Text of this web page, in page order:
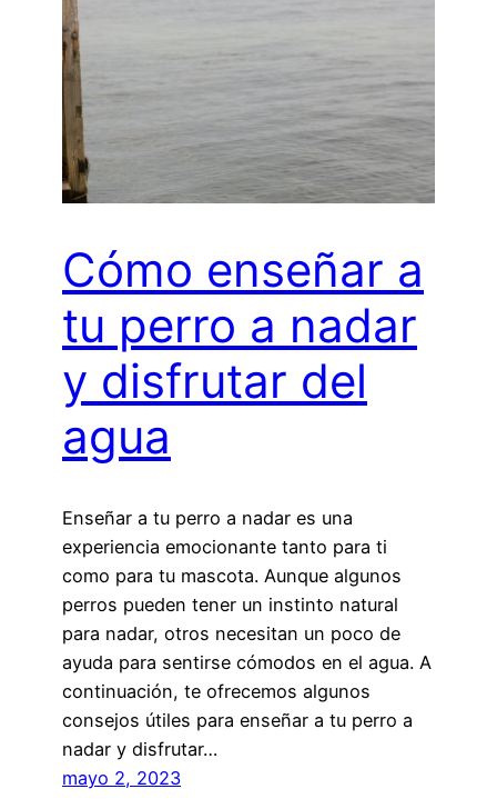
Cómo enseñar a
tu perro a nadar
y disfrutar del
agua
Enseñar a tu perro a nadar es una
experiencia emocionante tanto para ti
como para tu mascota. Aunque algunos
perros pueden tener un instinto natural
para nadar, otros necesitan un poco de
ayuda para sentirse cómodos en el agua. A
continuación, te ofrecemos algunos
consejos útiles para enseñar a tu perro a
nadar y disfrutar…
mayo 2, 2023